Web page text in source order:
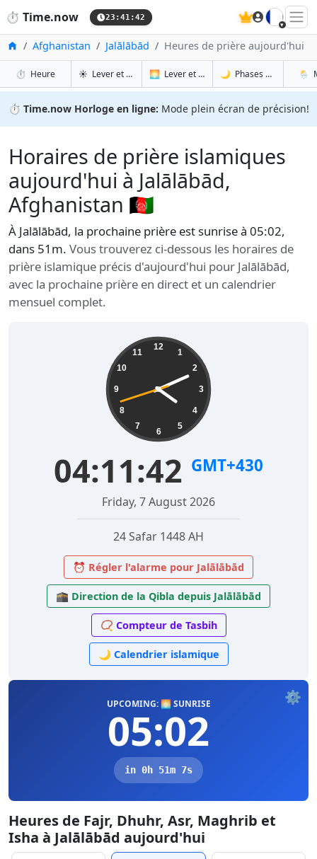
⏱️ Time.now 23:41:43 🇫🇷
Accueil
Afghanistan Jalālābād Heures de prière aujourd'hui
⏱️ Heureà Jalālābād
☀️ Lever et coucher du soleil à Jalālābād
🌅 Lever et coucher du soleil demain à
🌙 Phases de la Lune à
🌦️
⏱️ Time.now Horloge en ligne: Mode plein écran de précision!
Horaires de prière islamiques
aujourd'hui à Jalālābād,
Afghanistan 🇦🇫
À Jalālābād, la prochaine prière est sunrise à 05:02,
dans 51m. Vous trouverez ci-dessous les horaires de
prière islamique précis d'aujourd'hui pour Jalālābād,
avec la prochaine prière en direct et un calendrier
mensuel complet.
12
1
2
3
4
5
6
7
8
9
10
11
04:11:43 GMT+430
Friday, 7 August 2026
24 Safar 1448 AH
⏰ Régler l'alarme pour Jalālābād
🕋 Direction de la Qibla depuis Jalālābād
📿 Compteur de Tasbih
🌙 Calendrier islamique
⚙️
UPCOMING: 🌅 SUNRISE
05:02
in 0h 51m 6s
Heures de Fajr, Dhuhr, Asr, Maghrib et
Isha à Jalālābād aujourd'hui